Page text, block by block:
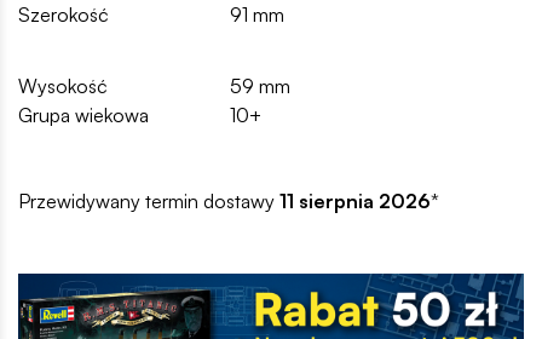
Szerokość
91 mm
Wysokość
59 mm
Grupa wiekowa
10+
Przewidywany termin dostawy 11 sierpnia 2026*